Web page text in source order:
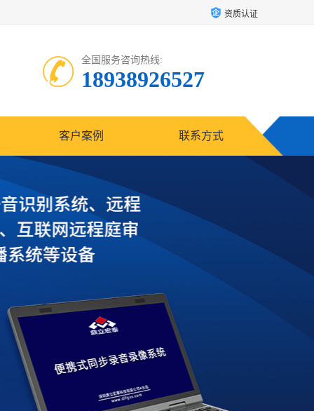
资质认证
全国服务咨询热线:
18938926527
客户案例 联系方式